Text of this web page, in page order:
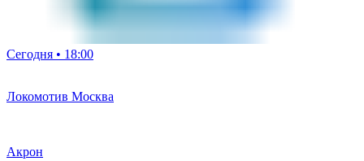
Сегодня • 18:00
Локомотив Москва
Акрон